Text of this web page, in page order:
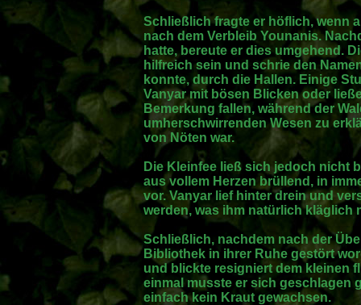
Schließlich fragte er höflich, wenn
nach dem Verbleib Younanis.
hatte, bereute er dies umgehend.
hilfreich sein und schrie den
konnte, durch die Hallen. Einige
Vanyar mit bösen Blicken oder
Bemerkung fallen, während der
umherschwirrenden Wesen zu
von Nöten war.
Die Kleinfee ließ sich jedoch nicht
aus vollem Herzen brüllend, in
vor. Vanyar lief hinter drein und
werden, was ihm natürlich kläglich
Schließlich, nachdem nach der
Bibliothek in ihrer Ruhe gestört
und blickte resigniert dem kleinen
einmal musste er sich geschlagen
einfach kein Kraut gewachsen.